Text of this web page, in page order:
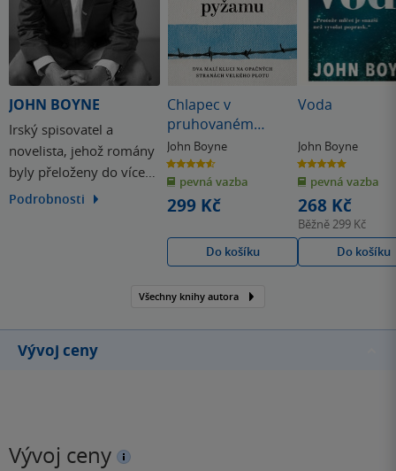
JOHN BOYNE
Irský spisovatel a
novelista, jehož romány
byly přeloženy do více
než padesáti jazyků. To je
Podrobnosti
Chlapec v
pruhovaném
pyžamu
John Boyne
4.6
z
5
hvězdiček
pevná vazba
299 Kč
Do košíku
Voda
John Boyne
5.0
z
5
hvězdiček
pevná vazba
268 Kč
Běžně299 Kč
Do košíku
Všechny knihy autora
Vývoj ceny
Vývoj ceny